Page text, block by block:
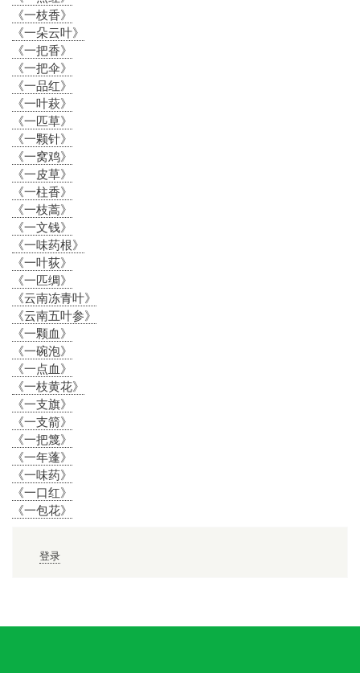
《一枝香》
《一朵云叶》
《一把香》
《一把伞》
《一品红》
《一叶萩》
《一匹草》
《一颗针》
《一窝鸡》
《一皮草》
《一柱香》
《一枝蒿》
《一文钱》
《一味药根》
《一叶荻》
《一匹绸》
《云南冻青叶》
《云南五叶参》
《一颗血》
《一碗泡》
《一点血》
《一枝黄花》
《一支旗》
《一支箭》
《一把篾》
《一年蓬》
《一味药》
《一口红》
《一包花》
户登录